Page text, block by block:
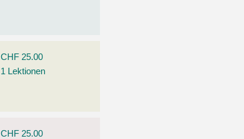
CHF 25.00
1 Lektionen
CHF 25.00